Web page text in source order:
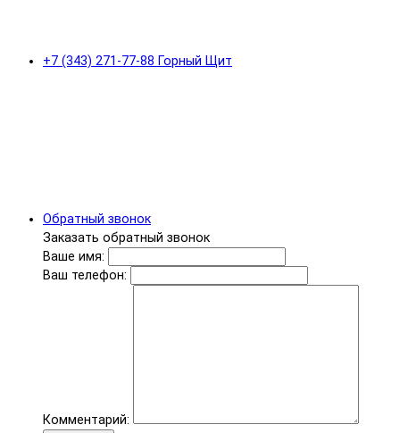
+7 (343) 271-77-88 Горный Щит
Обратный звонок
Заказать обратный звонок
Ваше имя:
Ваш телефон:
Комментарий: